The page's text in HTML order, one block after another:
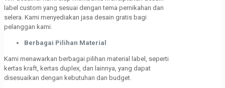
label custom yang sesuai dengan tema pernikahan dan
selera. Kami menyediakan jasa desain gratis bagi
pelanggan kami.
Berbagai Pilihan Material
Kami menawarkan berbagai pilihan material label, seperti
kertas kraft, kertas duplex, dan lainnya, yang dapat
disesuaikan dengan kebutuhan dan budget.